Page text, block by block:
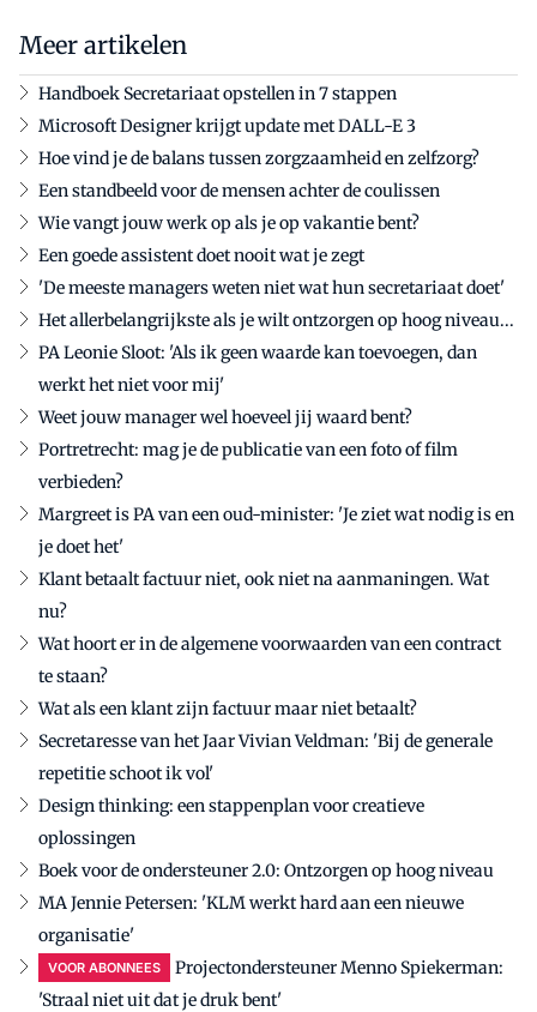
Meer artikelen
Handboek Secretariaat opstellen in 7 stappen
Microsoft Designer krijgt update met DALL-E 3
Hoe vind je de balans tussen zorgzaamheid en zelfzorg?
Een standbeeld voor de mensen achter de coulissen
Wie vangt jouw werk op als je op vakantie bent?
Een goede assistent doet nooit wat je zegt
'De meeste managers weten niet wat hun secretariaat doet'
Het allerbelangrijkste als je wilt ontzorgen op hoog niveau...
PA Leonie Sloot: 'Als ik geen waarde kan toevoegen, dan
werkt het niet voor mij'
Weet jouw manager wel hoeveel jij waard bent?
Portretrecht: mag je de publicatie van een foto of film
verbieden?
Margreet is PA van een oud-minister: 'Je ziet wat nodig is en
je doet het'
Klant betaalt factuur niet, ook niet na aanmaningen. Wat
nu?
Wat hoort er in de algemene voorwaarden van een contract
te staan?
Wat als een klant zijn factuur maar niet betaalt?
Secretaresse van het Jaar Vivian Veldman: 'Bij de generale
repetitie schoot ik vol'
Design thinking: een stappenplan voor creatieve
oplossingen
Boek voor de ondersteuner 2.0: Ontzorgen op hoog niveau
MA Jennie Petersen: 'KLM werkt hard aan een nieuwe
organisatie'
VOOR ABONNEES
Projectondersteuner Menno Spiekerman:
'Straal niet uit dat je druk bent'